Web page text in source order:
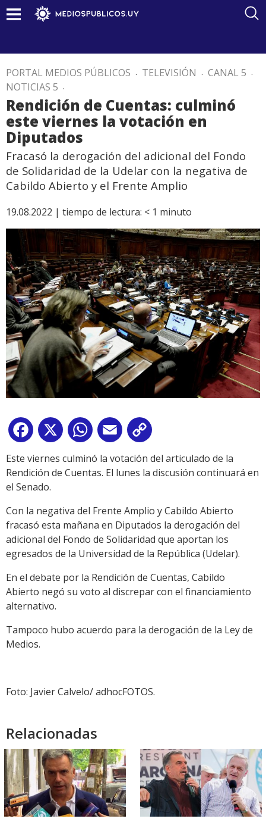
PORTAL MEDIOS PÚBLICOS . TELEVISIÓN . CANAL 5 .
NOTICIAS 5 .
Rendición de Cuentas: culminó
este viernes la votación en
Diputados
Fracasó la derogación del adicional del Fondo
de Solidaridad de la Udelar con la negativa de
Cabildo Abierto y el Frente Amplio
19.08.2022 | tiempo de lectura: < 1 minuto
Facebook
X WhatsApp
Email
Link
Este viernes culminó la votación del articulado de la
Rendición de Cuentas. El lunes la discusión continuará en
el Senado.
Con la negativa del Frente Amplio y Cabildo Abierto
fracasó esta mañana en Diputados la derogación del
adicional del Fondo de Solidaridad que aportan los
egresados de la Universidad de la República (Udelar).
En el debate por la Rendición de Cuentas, Cabildo
Abierto negó su voto al discrepar con el financiamiento
alternativo.
Tampoco hubo acuerdo para la derogación de la Ley de
Medios.
Foto: Javier Calvelo/ adhocFOTOS.
Relacionadas